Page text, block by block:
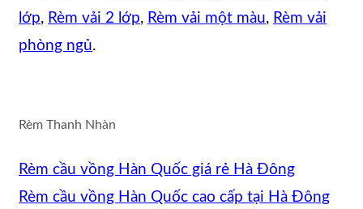
lớp, Rèm vải 2 lớp, Rèm vải một màu, Rèm vải
phòng ngủ.
Rèm Thanh Nhàn
Rèm cầu vồng Hàn Quốc giá rẻ Hà Đông
Rèm cầu vồng Hàn Quốc cao cấp tại Hà Đông